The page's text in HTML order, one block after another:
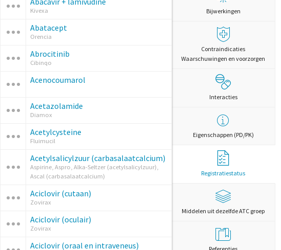
Kivexa
Abatacept
Orencia
Abrocitinib
Cibinqo
Acenocoumarol
Acetazolamide
Diamox
Acetylcysteine
Fluimucil
Acetylsalicylzuur (carbasalaatcalcium)
Aspirine, Aspro, Alka-Seltzer (acetylsalicylzuur),
Ascal (carbasalaatcalcium)
Aciclovir (cutaan)
Zovirax
Aciclovir (oculair)
Zovirax
Aciclovir (oraal en intraveneus)
Bijwerkingen
Contraindicaties
Waarschuwingen en voorzorgen
Interacties
Eigenschappen (PD/PK)
Registratiestatus
Middelen uit dezelfde ATC groep